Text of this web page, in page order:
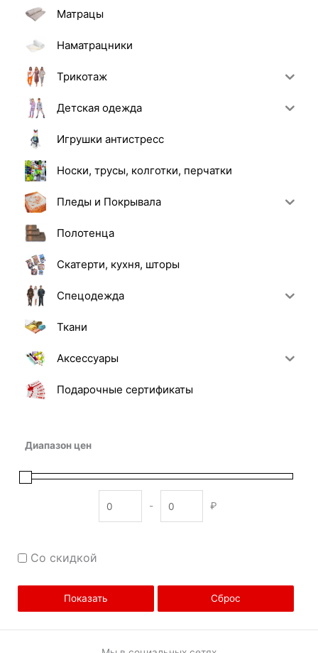
Матрацы
Наматрацники
Трикотаж
Детская одежда
Игрушки антистресс
Носки, трусы, колготки, перчатки
Пледы и Покрывала
Полотенца
Скатерти, кухня, шторы
Спецодежда
Ткани
Аксессуары
Подарочные сертификаты
Диапазон цен
-
₽
Со скидкой
Показать Сброс